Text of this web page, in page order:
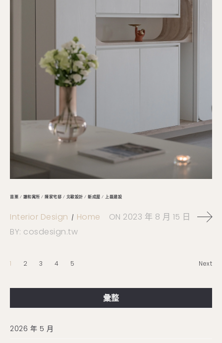
苗栗 / 謙和寓所 / 陳家宅邸 / 北歐設計 / 新成屋 / 上磊建設
Interior Design Home ON 2023 年 8 月 15 日
BY: cosdesign.tw
1 2 3 4 5 Next
彙整
2026 年 5 月